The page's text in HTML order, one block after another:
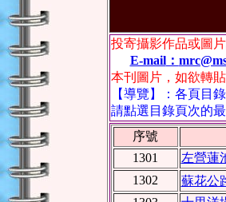
投寄攝影作品或圖
E-mail：
本刊圖片，如欲轉
【導覽】：各頁目
請點選目錄頁次的
序號
1301
左營蓮
1302
蘇花公